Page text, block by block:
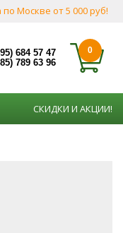
Москве от 5 000 руб!
684 57 47
789 63 96
0
СКИДКИ И АКЦИИ!